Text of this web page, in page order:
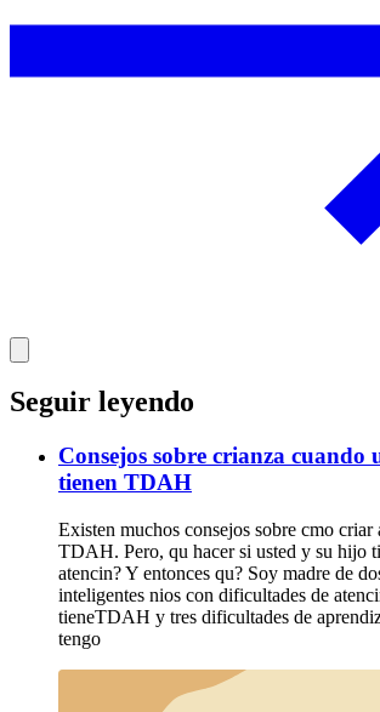
Seguir leyendo
Consejos sobre crianza cuando
tienen TDAH
Existen muchos consejos sobre cmo
TDAH. Pero, qu hacer si usted y su hijo
atencin? Y entonces qu? Soy madre de
inteligentes nios con dificultades de
tieneTDAH y tres dificultades de
tengo